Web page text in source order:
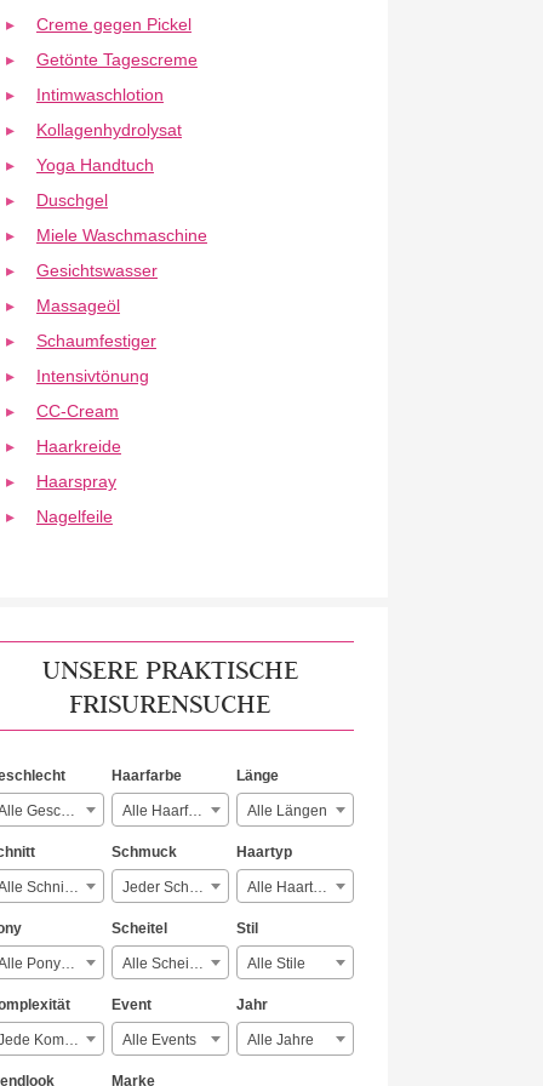
Creme gegen Pickel
Getönte Tagescreme
Intimwaschlotion
Kollagenhydrolysat
Yoga Handtuch
Duschgel
Miele Waschmaschine
Gesichtswasser
Massageöl
Schaumfestiger
Intensivtönung
CC-Cream
Haarkreide
Haarspray
Nagelfeile
UNSERE PRAKTISCHE
FRISURENSUCHE
Alle Geschlechter
Haarfarbe
Alle Haarfarben
Länge
Alle Längen
Alle Schnitte
Schmuck
Jeder Schmuck
Haartyp
Alle Haartypen
Alle Ponyarten
Scheitel
Alle Scheitelarten
Stil
Alle Stile
Jede Komplexität
Event
Alle Events
Jahr
Alle Jahre
Marke